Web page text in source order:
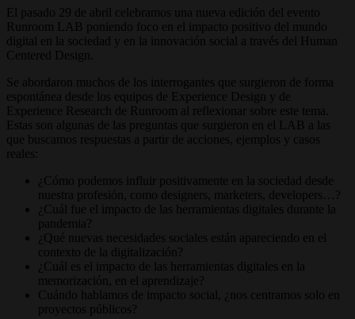
El pasado 29 de abril celebramos una nueva edición del evento
Runroom LAB poniendo foco en el impacto positivo del mundo
digital en la sociedad y en la innovación social a través del Human
Centered Design.
Se abordaron muchos de los interrogantes que surgieron de forma
espontánea desde los equipos de Experience Design y de
Experience Research de Runroom al reflexionar sobre este tema.
Estas son algunas de las preguntas que surgieron en el LAB a las
que buscamos respuestas a partir de acciones, ejemplos y casos
reales:
¿Cómo podemos influir positivamente en la sociedad desde
nuestra profesión, como designers, marketers, developers…?
¿Cuál fue el impacto de las herramientas digitales durante la
pandemia?
¿Qué nuevas necesidades sociales están apareciendo en el
contexto de la digitalización?
¿Cuál es el impacto de las herramientas digitales en la
memorización, en el aprendizaje?
Cuándo hablamos de impacto social, ¿nos centramos solo en
proyectos públicos?